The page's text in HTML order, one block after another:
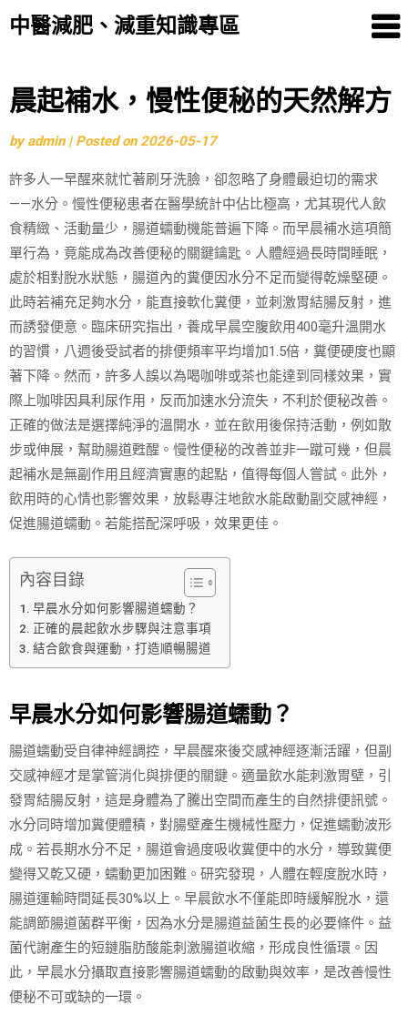
中醫減肥、減重知識專區
Skip
to
content
晨起補水，慢性便秘的天然解方
byadmin | Posted on2026-05-17
許多人一早醒來就忙著刷牙洗臉，卻忽略了身體最迫切的需求
——水分。慢性便秘患者在醫學統計中佔比極高，尤其現代人飲
食精緻、活動量少，腸道蠕動機能普遍下降。而早晨補水這項簡
單行為，竟能成為改善便秘的關鍵鑰匙。人體經過長時間睡眠，
處於相對脫水狀態，腸道內的糞便因水分不足而變得乾燥堅硬。
此時若補充足夠水分，能直接軟化糞便，並刺激胃結腸反射，進
而誘發便意。臨床研究指出，養成早晨空腹飲用400毫升溫開水
的習慣，八週後受試者的排便頻率平均增加1.5倍，糞便硬度也顯
著下降。然而，許多人誤以為喝咖啡或茶也能達到同樣效果，實
際上咖啡因具利尿作用，反而加速水分流失，不利於便秘改善。
正確的做法是選擇純淨的溫開水，並在飲用後保持活動，例如散
步或伸展，幫助腸道甦醒。慢性便秘的改善並非一蹴可幾，但晨
起補水是無副作用且經濟實惠的起點，值得每個人嘗試。此外，
飲用時的心情也影響效果，放鬆專注地飲水能啟動副交感神經，
促進腸道蠕動。若能搭配深呼吸，效果更佳。
內容目錄
早晨水分如何影響腸道蠕動？
正確的晨起飲水步驟與注意事項
結合飲食與運動，打造順暢腸道
早晨水分如何影響腸道蠕動？
腸道蠕動受自律神經調控，早晨醒來後交感神經逐漸活躍，但副
交感神經才是掌管消化與排便的關鍵。適量飲水能刺激胃壁，引
發胃結腸反射，這是身體為了騰出空間而產生的自然排便訊號。
水分同時增加糞便體積，對腸壁產生機械性壓力，促進蠕動波形
成。若長期水分不足，腸道會過度吸收糞便中的水分，導致糞便
變得又乾又硬，蠕動更加困難。研究發現，人體在輕度脫水時，
腸道運輸時間延長30%以上。早晨飲水不僅能即時緩解脫水，還
能調節腸道菌群平衡，因為水分是腸道益菌生長的必要條件。益
菌代謝產生的短鏈脂肪酸能刺激腸道收縮，形成良性循環。因
此，早晨水分攝取直接影響腸道蠕動的啟動與效率，是改善慢性
便秘不可或缺的一環。